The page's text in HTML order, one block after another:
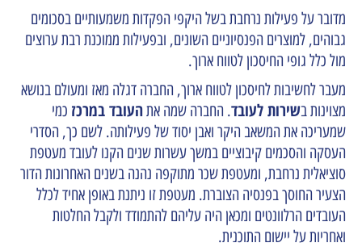
מדובר על פעילות נרחבת בשל היקפי הפקדות משמעותיים בסכומים
גבוהים, למוצרים הפנסיוניים השונים, ובפעילות ממוכנת רבת ערוצים
מול כלל גופי החיסכון לטווח ארוך.
מעבר לחשיבות לחיסכון לטווח ארוך, החברה דגלה מאז ומעולם בנושא
מצוינות בשירות לעובד. החברה שמה אתהעובד במרכז כמי
שמעריכה את המשאב היקר ואבן יסוד של פעילותה. לשם כך, הסדרי
העסקה והסכמים קיבוציים במשך עשרות שנים הקנו לעובד מעטפת
סוציאלית נרחבת, ומעטפת שכר מתוקפה נהנה בשנים האחרונות הדור
הצעיר החוסך בפנסיה הצוברת. מעטפת זו ניתנת באופן אחיד לכלל
העובדים הרלוונטים ומכאן היה עליהם להתמודד ולקבל החלטות
ואחריות על יישום התוכנית.